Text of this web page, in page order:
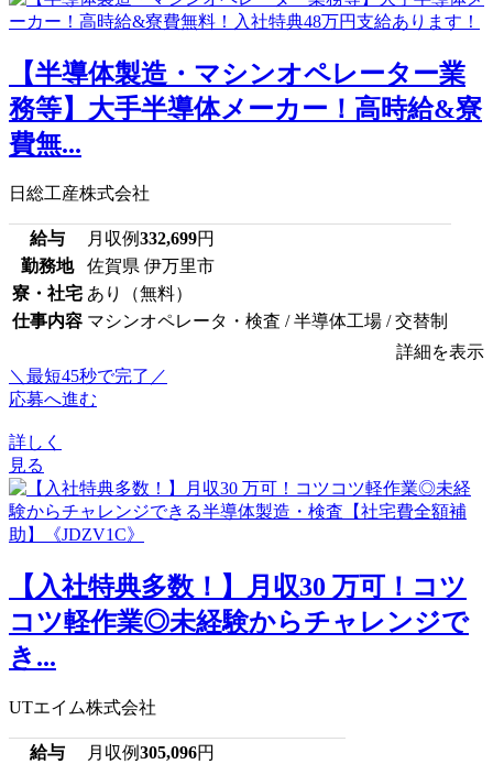
【半導体製造・マシンオペレーター業
務等】大手半導体メーカー！高時給&寮
費無...
日総工産株式会社
給与 月収例332,699円
勤務地
佐賀県 伊万里市
寮・社宅 あり（無料）
仕事内容 マシンオペレータ・検査 / 半導体工場 / 交替制
詳細を表示
＼最短45秒で完了／
応募へ進む
詳しく
見る
【入社特典多数！】月収30 万可！コツ
コツ軽作業◎未経験からチャレンジで
き...
UTエイム株式会社
給与 月収例305,096円